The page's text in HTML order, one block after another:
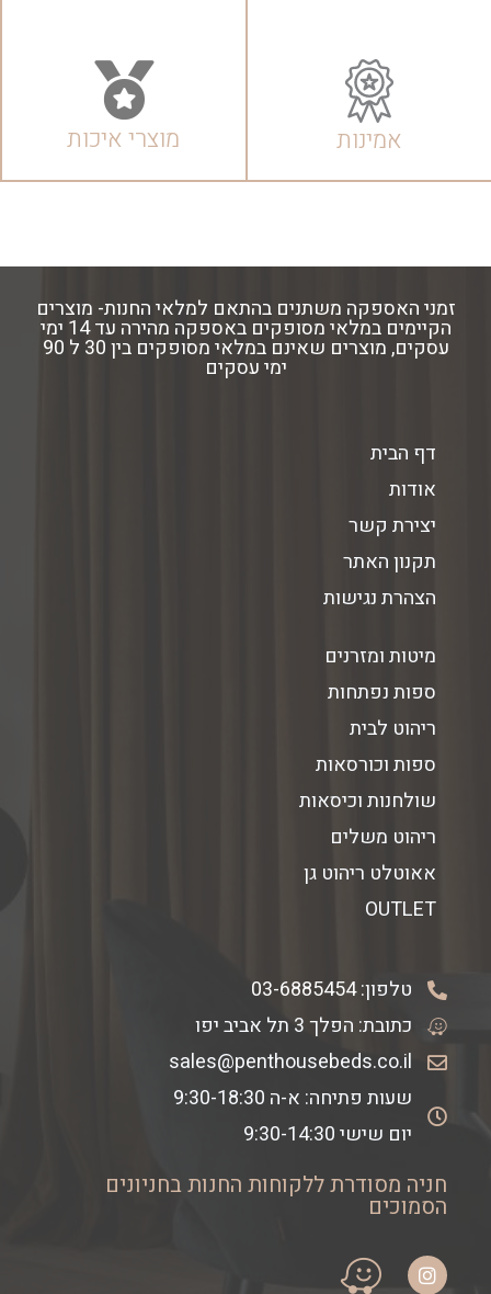
אמינות מוצרי איכות
זמני האספקה משתנים בהתאם למלאי החנות- מוצרים
הקיימים במלאי מסופקים באספקה מהירה עד 14 ימי
עסקים, מוצרים שאינם במלאי מסופקים בין 30 ל 90
ימי עסקים
דף הבית
אודות
יצירת קשר
תקנון האתר
הצהרת נגישות
מיטות ומזרנים
ספות נפתחות
ריהוט לבית
ספות וכורסאות
שולחנות וכיסאות
ריהוט משלים
אאוטלט ריהוט גן
OUTLET
טלפון:03-6885454
כתובת: הפלך 3 תל אביב יפו
sales@penthousebeds.co.il
שעות פתיחה: א-ה 9:30-18:30
יום שישי 9:30-14:30
חניה מסודרת ללקוחות החנות בחניונים
הסמוכים